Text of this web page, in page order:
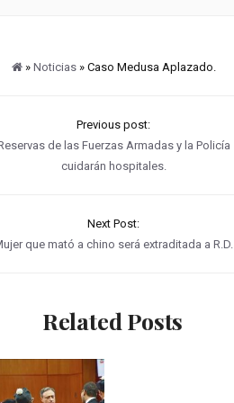
» Noticias» Caso Medusa Aplazado.
Previous post:
de las Fuerzas Armadas y la Policía
cuidarán hospitales.
Next Post:
que mató a chino será extraditada a R.D.
Related Posts